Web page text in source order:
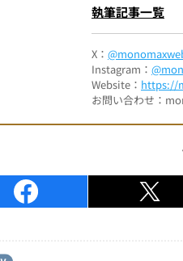
執筆記事一覧
X：
Instagram：
Website： https://
お問い合わせ：